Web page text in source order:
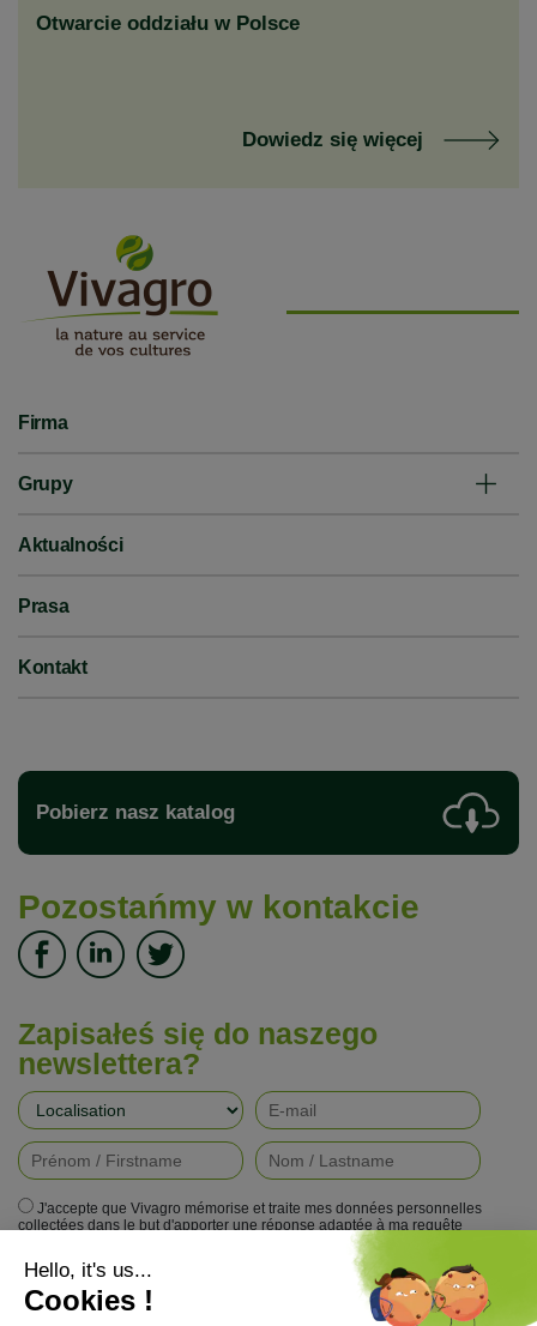
Otwarcie oddziału w Polsce
Dowiedz się więcej
Firma
Grupy
Aktualności
Prasa
Kontakt
Pobierz nasz katalog
Pozostańmy w kontakcie
Zapisałeś się do naszego
newslettera?
J'accepte que Vivagro mémorise et traite mes données personnelles
collectées dans le but d'apporter une réponse adaptée à ma requête
conformément à la politique de protection de la vie privée de Vivagro.
I agree that Vivagro stores and processes my personal data collected in
order to provide an appropriate response to my request in accordance with
Vivagro's privacy policy.